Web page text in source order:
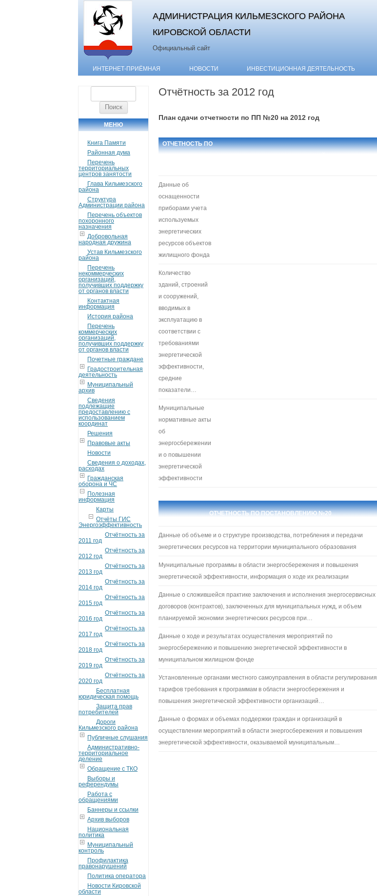
АДМИНИСТРАЦИЯ КИЛЬМЕЗСКОГО РАЙОНА
КИРОВСКОЙ ОБЛАСТИ
Официальный сайт
Skip to content
ИНТЕРНЕТ-ПРИЁМНАЯ НОВОСТИ ИНВЕСТИЦИОННАЯ ДЕЯТЕЛЬНОСТЬ
МЕНЮ
Книга Памяти
Районная дума
Перечень
территориальных
центров занятости
Глава Кильмезского
района
Структура
Администрации района
Перечень объектов
похоронного
назначения
Добровольная
народная дружина
Устав Кильмезского
района
Перечень
некоммерческих
организаций,
получивших поддержку
от органов власти
Контактная
информация
История района
Перечень
коммерческих
организаций,
получивших поддержку
от органов власти
Почетные граждане
Градостроительная
деятельность
Муниципальный
архив
Сведения
подлежащие
предоставлению с
использованием
координат
Решения
Правовые акты
Новости
Сведения о доходах,
расходах
Гражданская
оборона и ЧС
Полезная
информация
Карты
Отчёты ГИС
Энергоэффективность
Отчётность за
2011 год
Отчётность за
2012 год
Отчётность за
2013 год
Отчётность за
2014 год
Отчётность за
2015 год
Отчётность за
2016 год
Отчётность за
2017 год
Отчётность за
2018 год
Отчётность за
2019 год
Отчётность за
2020 год
Бесплатная
юридическая помощь
Защита прав
потребителей
Дороги
Кильмезского района
Публичные слушания
Административно-
территориальное
деление
Обращение с ТКО
Выборы и
референдумы
Работа с
обращениями
Баннеры и ссылки
Архив выборов
Национальная
политика
Муниципальный
контроль
Профилактика
правонарушений
Политика оператора
Новости Кировской
области
Отчётность за 2012 год
План сдачи отчетности по ПП №20 на 2012 год
ОТЧЕТНОСТЬ ПО
Данные об
оснащенности
приборами учета
используемых
энергетических
ресурсов объектов
жилищного фонда
Количество
зданий, строений
и сооружений,
вводимых в
эксплуатацию в
соответствии с
требованиями
энергетической
эффективности,
средние
показатели…
Муниципальные
нормативные акты
об
энергосбережении
и о повышении
энергетической
эффективности
ОТЧЕТНОСТЬ ПО ПОСТАНОВЛЕНИЮ №20
Данные об объеме и о структуре производства, потребления и передачи
энергетических ресурсов на территории муниципального образования
Муниципальные программы в области энергосбережения и повышения
энергетической эффективности, информация о ходе их реализации
Данные о сложившейся практике заключения и исполнения энергосервисных
договоров (контрактов), заключенных для муниципальных нужд, и объем
планируемой экономии энергетических ресурсов при…
Данные о ходе и результатах осуществления мероприятий по
энергосбережению и повышению энергетической эффективности в
муниципальном жилищном фонде
Установленные органами местного самоуправления в области регулирования
тарифов требования к программам в области энергосбережения и
повышения энергетической эффективности организаций…
Данные о формах и объемах поддержки граждан и организаций в
осуществлении мероприятий в области энергосбережения и повышения
энергетической эффективности, оказываемой муниципальным…